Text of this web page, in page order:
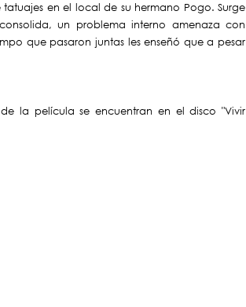
en el local de su hermano Pogo. Surge
un problema interno amenaza con
que pasaron juntas les enseñó que a pesar
la película se encuentran en el disco "Vivir